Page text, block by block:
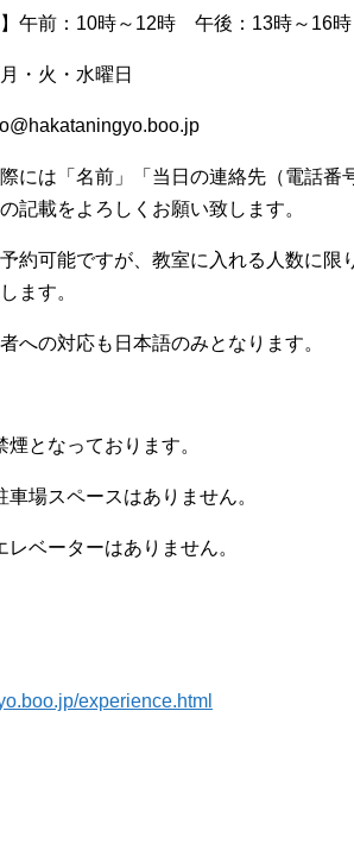
】午前：10時～12時 午後：13時～16時
・火・水曜日
には「名前」「当日の連絡先（電話番
記載をよろしくお願い致します。
約可能ですが、教室に入れる人数に限
ます。
への対応も日本語のみとなります。
煙となっております。
車場スペースはありません。
レベーターはありません。
experience.html